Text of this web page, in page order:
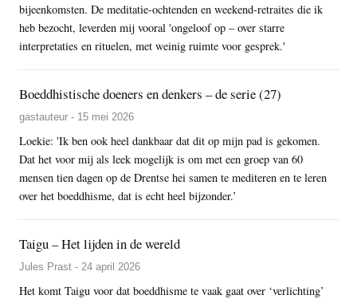
bijeenkomsten. De meditatie-ochtenden en weekend-retraites die ik
heb bezocht, leverden mij vooral 'ongeloof op – over starre
interpretaties en rituelen, met weinig ruimte voor gesprek.'
Boeddhistische doeners en denkers – de serie (27)
gastauteur - 15 mei 2026
Loekie: 'Ik ben ook heel dankbaar dat dit op mijn pad is gekomen.
Dat het voor mij als leek mogelijk is om met een groep van 60
mensen tien dagen op de Drentse hei samen te mediteren en te leren
over het boeddhisme, dat is echt heel bijzonder.’
Taigu – Het lijden in de wereld
Jules Prast - 24 april 2026
Het komt Taigu voor dat boeddhisme te vaak gaat over ‘verlichting’